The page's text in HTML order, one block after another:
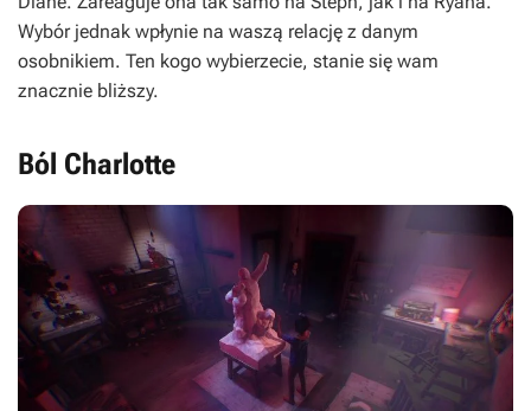
Wybór jednak wpłynie na waszą relację z danym
osobnikiem. Ten kogo wybierzecie, stanie się wam
znacznie bliższy.
Ból Charlotte